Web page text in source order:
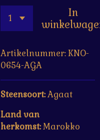
In
Artikelnummer:KNO-
0654-AGA
Steensoort:Agaat
Land van
herkomst:Marokko